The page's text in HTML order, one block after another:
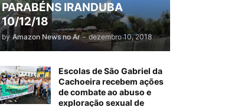
PARABÉNS IRANDUBA
10/12/18
by Amazon News no Ar - dezembro 10, 2018
Escolas de São Gabriel da
Cachoeira recebem ações
de combate ao abuso e
exploração sexual de